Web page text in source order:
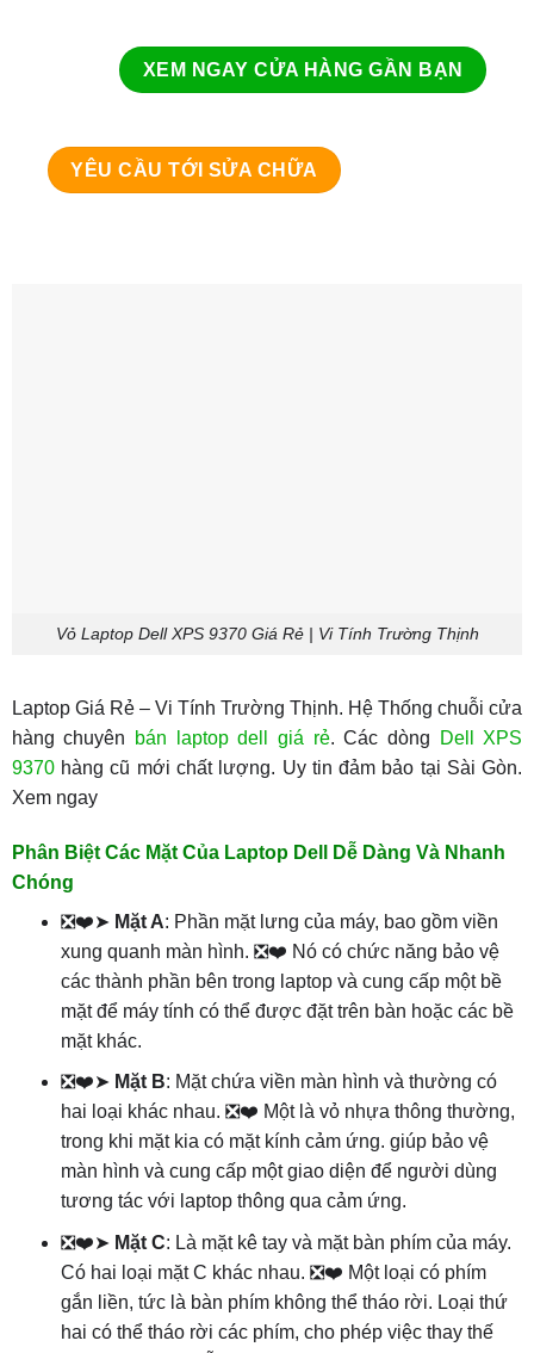
XEM NGAY CỬA HÀNG GẦN BẠN
YÊU CẦU TỚI SỬA CHỮA
Vỏ Laptop Dell XPS 9370 Giá Rẻ | Vi Tính Trường Thịnh
Laptop Giá Rẻ – Vi Tính Trường Thịnh. Hệ Thống chuỗi cửa
hàng chuyên
bán laptop dell giá rẻ. Các dòng
Dell XPS
9370hàng cũ mới chất lượng. Uy tin đảm bảo tại Sài Gòn.
Xem ngay
Phân Biệt Các Mặt Của Laptop Dell Dễ Dàng Và Nhanh
Chóng
❎❤️➤ Mặt A: Phần mặt lưng của máy, bao gồm viền
xung quanh màn hình. ❎❤️ Nó có chức năng bảo vệ
các thành phần bên trong laptop và cung cấp một bề
mặt để máy tính có thể được đặt trên bàn hoặc các bề
mặt khác.
❎❤️➤ Mặt B: Mặt chứa viền màn hình và thường có
hai loại khác nhau. ❎❤️ Một là vỏ nhựa thông thường,
trong khi mặt kia có mặt kính cảm ứng. giúp bảo vệ
màn hình và cung cấp một giao diện để người dùng
tương tác với laptop thông qua cảm ứng.
❎❤️➤ Mặt C: Là mặt kê tay và mặt bàn phím của máy.
Có hai loại mặt C khác nhau. ❎❤️ Một loại có phím
gắn liền, tức là bàn phím không thể tháo rời. Loại thứ
hai có thể tháo rời các phím, cho phép việc thay thế